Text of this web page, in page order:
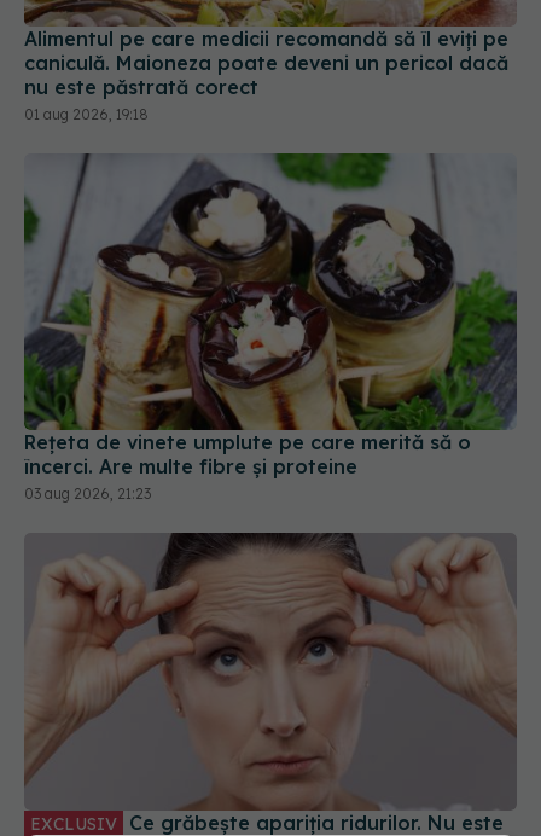
01 aug 2026, 19:18
Rețeta de vinete umplute pe care merită să o
încerci. Are multe fibre și proteine
03 aug 2026, 21:23
EXCLUSIV
doar vârsta. Ce spun dermatologii
07 aug 2026, 10:02